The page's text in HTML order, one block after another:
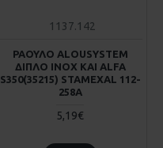
1137.142
ΡΑΟΥΛΟ ALOUSYSTEM
ΔΙΠΛΟ ΙΝΟΧ KAI ALFA
S350(35215) STAMEXAL 112-
258A
5,19€